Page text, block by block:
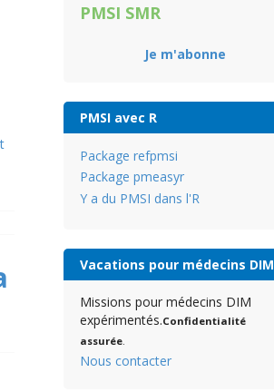
PMSI SMR
Je m'abonne
PMSI avec R
Package refpmsi
Package pmeasyr
Y a du PMSI dans l'R
Vacations pour médecins DIM
Missions pour médecins DIM
expérimentés.Confidentialité
assurée.
Nous contacter